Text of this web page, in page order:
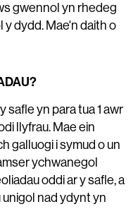
gwennol yn rhedeg
y dydd. Mae'n daith o
safle yn para tua 1 awr
llyfrau. Mae ein
galluogi i symud o un
ychwanegol
oddi ar y safle, a
nad ydynt yn